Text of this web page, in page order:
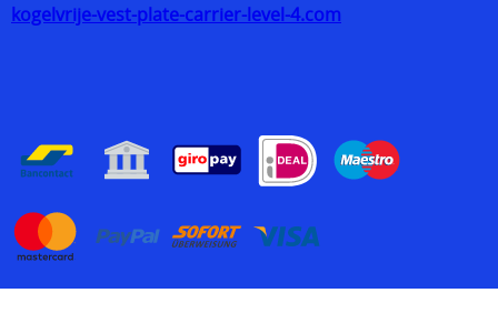
kogelvrije-vest-plate-carrier-level-4.com